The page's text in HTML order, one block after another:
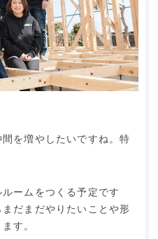
を増やしたいですね。特
ームをつくる予定です
だまだやりたいことや形
す。